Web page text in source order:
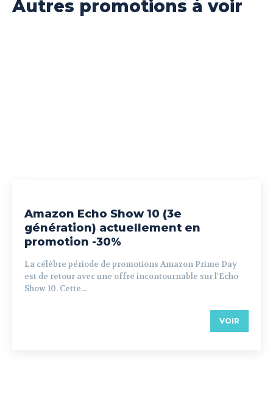
Autres promotions à voir
Amazon Echo Show 10 (3e
génération) actuellement en
promotion -30%
La célèbre période de promotions Amazon Prime Day
est de retour avec une offre incontournable sur l'Echo
Show 10. Cette...
VOIR